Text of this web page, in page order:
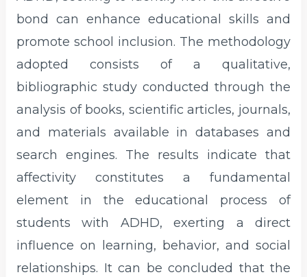
bond can enhance educational skills and
promote school inclusion. The methodology
adopted consists of a qualitative,
bibliographic study conducted through the
analysis of books, scientific articles, journals,
and materials available in databases and
search engines. The results indicate that
affectivity constitutes a fundamental
element in the educational process of
students with ADHD, exerting a direct
influence on learning, behavior, and social
relationships. It can be concluded that the